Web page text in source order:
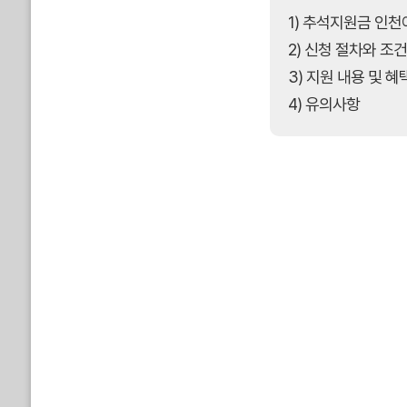
1) 추석지원금 인천
2) 신청 절차와 조건
3) 지원 내용 및 혜
4) 유의사항